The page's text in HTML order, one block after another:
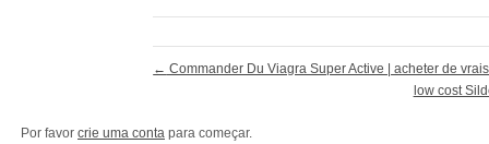
← Commander Du Viagra Super Active | acheter de
low cost
Por favor crie uma conta para começar.